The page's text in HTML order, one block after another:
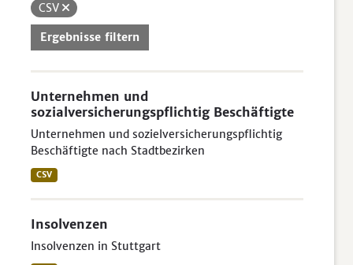
CSV
Ergebnisse filtern
Unternehmen und
sozialversicherungspflichtig Beschäftigte
Unternehmen und sozielversicherungspflichtig
Beschäftigte nach Stadtbezirken
CSV
Insolvenzen
Insolvenzen in Stuttgart